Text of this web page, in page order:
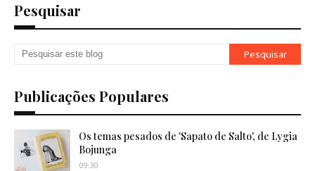
Pesquisar
Publicações Populares
Os temas pesados de 'Sapato de Salto', de Lygia
Bojunga
09:30